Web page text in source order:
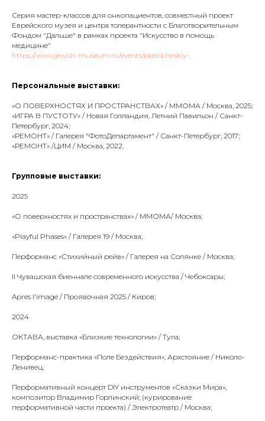
Серия мастер-классов для онкопациентов, совместный проект
Еврейского музея и центра толерантности с Благотворительным
Фондом "Дальше" в рамках проекта "Искусство в помощь
медицине"
https://www.jewish-museum.ru/events/plasticheskiy-...
Персональные выставки:
«О ПОВЕРХНОСТЯХ И ПРОСТРАНСТВАХ» / ММОМА / Москва, 2025;
«ИГРА В ПУСТОТУ» / Новая Голландия, Летний Павильон / Санкт-
Петербург, 2024;
«РЕМОНТ» / Галерея "ФотоДепартамент" / Санкт-Петербург, 2017;
«РЕМОНТ» /ЦИМ / Москва, 2022.
Групповые выставки:
2025
«О поверхностях и пространствах» / ММОМА/ Москва;
«Playful Phases» / Галерея 19 / Москва;
Перформанс «Стихийный рейв» / Галерея на Солянке / Москва;
II Чувашская биеннале современного искусства / Чебоксары;
Apres l'image / Проявочная 2025 / Киров;
2024
ОКТАВА, выставка «Близкие технологии» / Тула;
Перформанс-практика «Поле Бездействия», Архстояние / Николо-
Ленивец;
Перформативный концерт DIY инструментов «Сказки Мира»,
композитор Владимир Горлинский; (курирование
перформативной части проекта) / Электротеатр / Москва;